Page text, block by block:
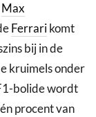
Max
Ferrarikomt
bij in de
kruimels onder
bolide wordt
procent van